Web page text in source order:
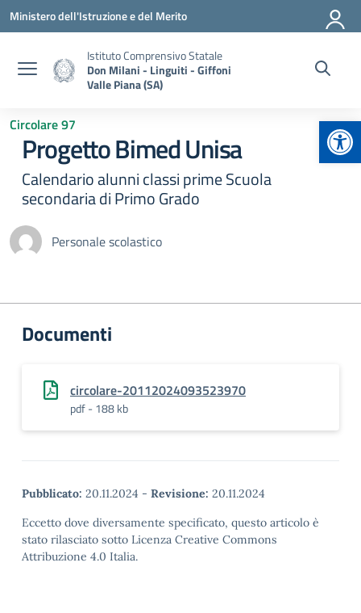
Vai ai contenuti
Vai al menu di navigazione
Vai al footer
Ministero dell'Istruzione e del Merito
Istituto Comprensivo Statale
Don Milani - Linguiti - Giffoni
Valle Piana (SA)
Circolare 97
Progetto Bimed Unisa
Calendario alunni classi prime Scuola
secondaria di Primo Grado
Personale scolastico
Documenti
circolare-20112024093523970
pdf - 188 kb
Pubblicato: 20.11.2024 - Revisione: 20.11.2024
Eccetto dove diversamente specificato, questo articolo è
stato rilasciato sotto Licenza Creative Commons
Attribuzione 4.0 Italia.